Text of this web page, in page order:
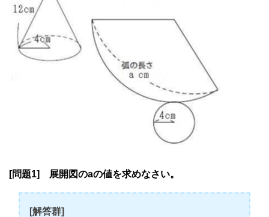
[問題1] 展開図のaの値を求めなさい。
[解答群]